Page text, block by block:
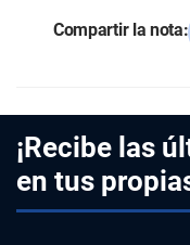
Compartir la nota:
¡Recibe las
en tus